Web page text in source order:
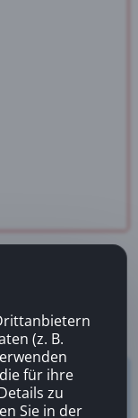
(z. B.
für ihre
zu
Sie in der